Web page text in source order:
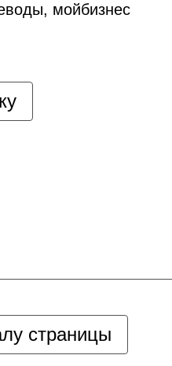
мойбизнес
страницы